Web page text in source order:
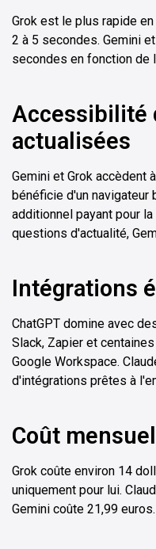
Grok est le plus rapide
2 à 5 secondes. Gemini
secondes en fonction de
Accessibilité
actualisées
Gemini et Grok accèdent
bénéficie d'un navigateur
additionnel payant pour
questions d'actualité,
Intégrations
ChatGPT domine avec
Slack, Zapier et
Google Workspace.
d'intégrations prêtes à
Coût mensuel
Grok coûte environ 14
uniquement pour lui.
Gemini coûte 21,99 euros.